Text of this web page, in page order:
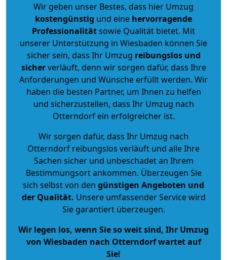
Wir geben unser Bestes, dass hier Umzug
kostengünstig und eine hervorragende
Professionalitätsowie Qualität bietet. Mit
unserer Unterstützung in Wiesbaden können Sie
sicher sein, dass Ihr Umzug reibungslos und
sicherverläuft, denn wir sorgen dafür, dass Ihre
Anforderungen und Wünsche erfüllt werden. Wir
haben die besten Partner, um Ihnen zu helfen
und sicherzustellen, dass Ihr Umzug nach
Otterndorf ein erfolgreicher ist.
Wir sorgen dafür, dass Ihr Umzug nach
Otterndorf reibungslos verläuft und alle Ihre
Sachen sicher und unbeschadet an Ihrem
Bestimmungsort ankommen. Überzeugen Sie
sich selbst von den günstigen Angeboten und
der Qualität. Unsere umfassender Service wird
Sie garantiert überzeugen.
Wir legen los, wenn Sie so weit sind, Ihr Umzug
von Wiesbaden nach Otterndorf wartet auf
Sie!